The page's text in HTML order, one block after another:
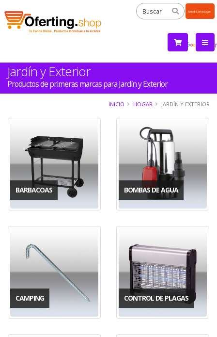
by
Jardín y Exterior
Productos de primeras marcas para Jardín y Exterior
INICIO HOGAR JARDÍN Y EXTERIOR
BARBACOAS BOMBAS DE AGUA
CAMPING CONTROL DE PLAGAS